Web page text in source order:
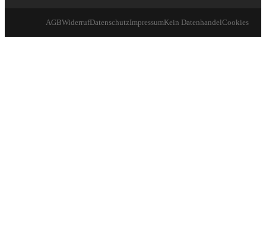
AGBWiderrufDatenschutzImpressumKein DatenhandelCookies